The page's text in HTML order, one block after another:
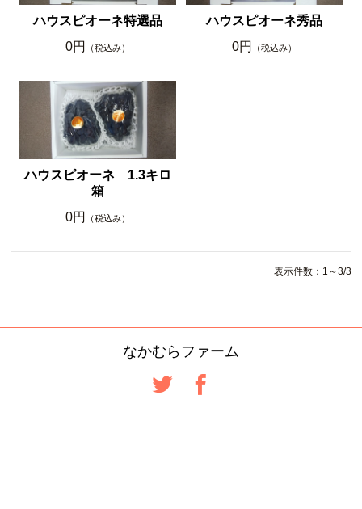
ハウスピオーネ特選品
0円
（税込み）
ハウスピオーネ秀品
0円
（税込み）
ハウスピオーネ 1.3キロ
箱
0円
（税込み）
表示件数：1～3/3
なかむらファーム